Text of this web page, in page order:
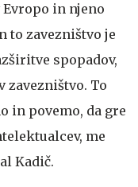
Evropo in njeno
to zavezništvo je
spopadov,
zavezništvo. To
in povemo, da gre
me
Kadič.